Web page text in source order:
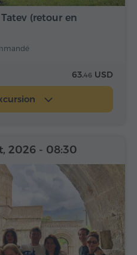
(retour en
63.46 USD
2026 - 08:30